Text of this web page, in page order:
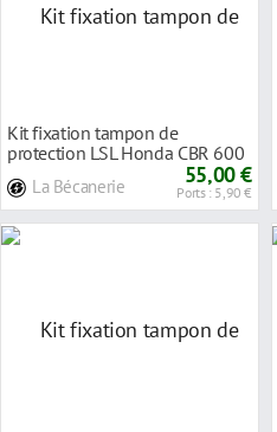
Kit fixation tampon de
protection LSL Honda CBR 600
La Bécanerie 55,00 €
Ports : 5,90 €